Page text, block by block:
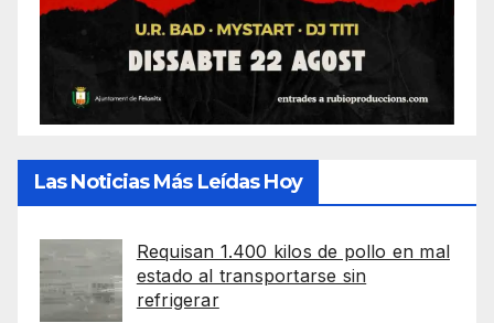
Las Noticias Más Leídas Hoy
Requisan 1.400 kilos de pollo en mal
estado al transportarse sin
refrigerar